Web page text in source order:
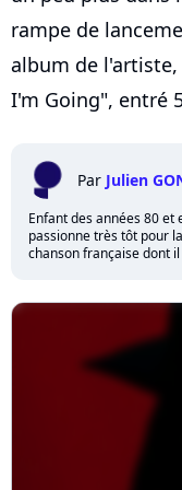
rampe de
album de l'artiste,
I'm Going", entré
Par Julien
Enfant des années 80 et
passionne très tôt pour
chanson française dont